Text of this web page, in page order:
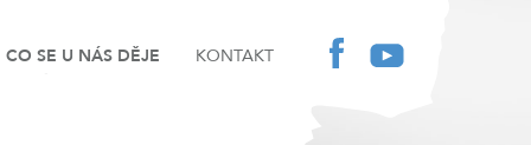
CO SE U NÁS DĚJE KONTAKT